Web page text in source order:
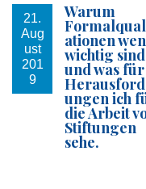
21.
Aug
ust
201
9
Warum
ationen
wichtig sind
und was für
ungen ich
die Arbeit
Stiftungen
sehe.